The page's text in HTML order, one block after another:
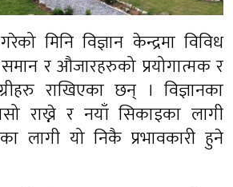
मिनि विज्ञान केन्द्रमा विविध
र औजारहरुको प्रयोगात्मक र
राखिएका छन् । विज्ञानका
राख्ने र नयाँ सिकाइका लागी
लागी यो निकै प्रभावकारी हुने